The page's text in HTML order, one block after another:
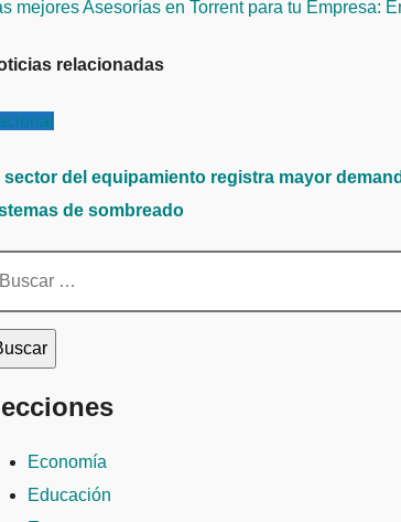
mejores Asesorías en Torrent para tu Empresa:
relacionadas
sector del equipamiento registra mayor
de sombreado
Economía
Educación